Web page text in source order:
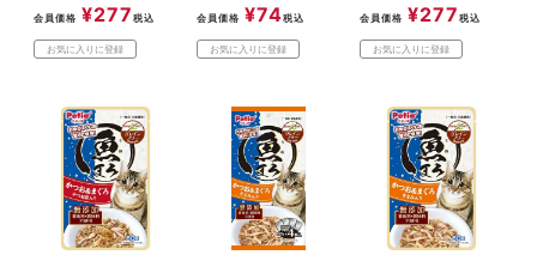
会員価格 ¥277 税込
お気に入りに登録
会員価格 ¥74税込
お気に入りに登録
会員価格 ¥277 税込
お気に入りに登録